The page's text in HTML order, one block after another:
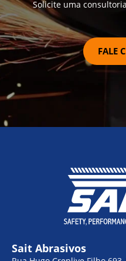
Solicite uma
FALE
Sait Abrasivos